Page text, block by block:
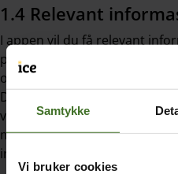
Samtykke
Vi bruker cookies
1.4 Relevant
I appen vil du få relevant
produkter. Vi bruker
og ditt forbruk til å gjøre
Du vil kunne motta dette i
varslinger eller tips inne i
motta push-meldinger kan
innstillingene i appen.